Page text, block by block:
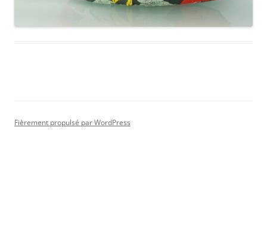
Fièrement propulsé par WordPress